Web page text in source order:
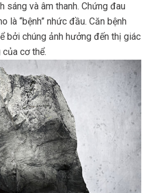
sáng và âm thanh. Chứng đau
là “bệnh” nhức đầu. Căn bệnh
bởi chúng ảnh hưởng đến thị giác
cơ thể.